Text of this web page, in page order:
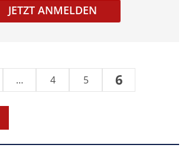
JETZT ANMELDEN
… 4 5 6